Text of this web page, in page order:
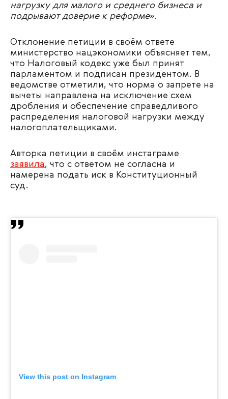
нагрузку для малого и среднего бизнеса и
подрывают доверие к реформе».
Отклонение петиции в своём ответе
министерство нацэкономики объясняет тем,
что Налоговый кодекс уже был принят
парламентом и подписан президентом. В
ведомстве отметили, что норма о запрете на
вычеты направлена на исключение схем
дробления и обеспечение справедливого
распределения налоговой нагрузки между
налогоплательщиками.
Авторка петиции в своём инстаграме
заявила, что с ответом не согласна и
намерена подать иск в Конституционный
суд.
View this post on Instagram